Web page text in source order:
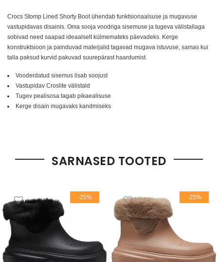
Crocs Stomp Lined Shorty Boot ühendab funktsionaalsuse ja mugavuse
vastupidavas disainis. Oma sooja voodriga sisemuse ja tugeva välistallaga
sobivad need saapad ideaalselt külmemateks päevadeks. Kerge
konstruktsioon ja painduvad materjalid tagavad mugava istuvuse, samas kui
talla paksud kurvid pakuvad suurepärast haardumist.
Vooderdatud sisemus lisab soojust
Vastupidav Croslite välistald
Tugev pealisosa tagab pikaealisuse
Kerge disain mugavaks kandmiseks
SARNASED TOOTED
-25% -25%